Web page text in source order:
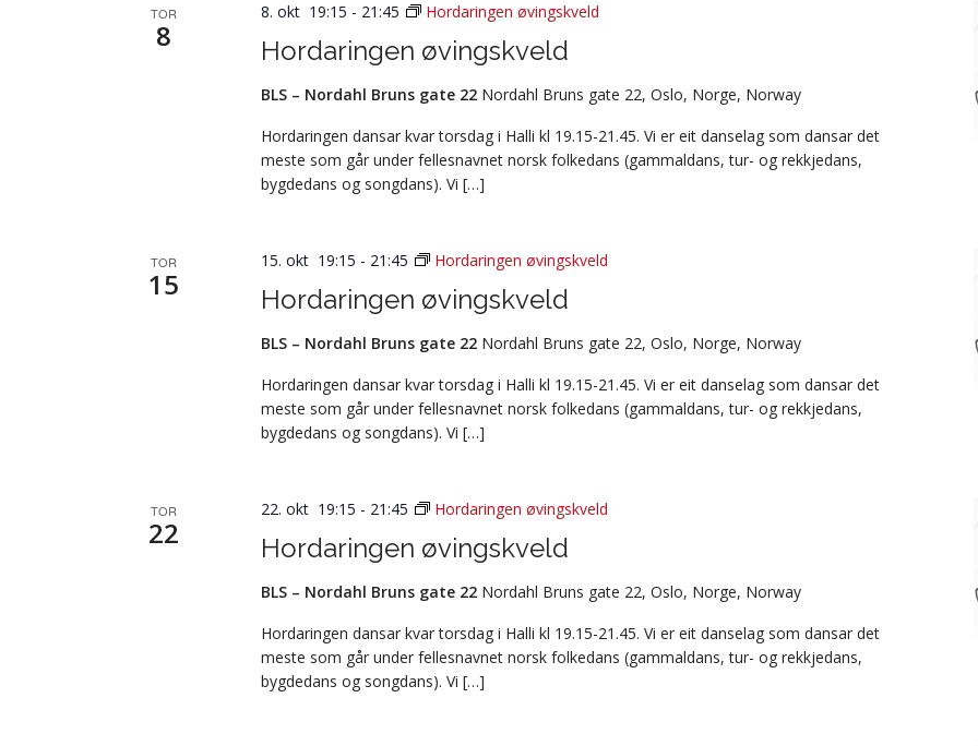
TOR
8 Hordaringen øvingskveld
8. okt 19:15 - 21:45 Hordaringen øvingskveld
BLS – Nordahl Bruns gate 22 Nordahl Bruns gate 22, Oslo, Norge, Norway
Hordaringen dansar kvar torsdag i Halli kl 19.15-21.45. Vi er eit danselag som dansar det
meste som går under fellesnavnet norsk folkedans (gammaldans, tur- og rekkjedans,
bygdedans og songdans). Vi […]
TOR
15 Hordaringen øvingskveld
15. okt 19:15 - 21:45 Hordaringen øvingskveld
BLS – Nordahl Bruns gate 22 Nordahl Bruns gate 22, Oslo, Norge, Norway
Hordaringen dansar kvar torsdag i Halli kl 19.15-21.45. Vi er eit danselag som dansar det
meste som går under fellesnavnet norsk folkedans (gammaldans, tur- og rekkjedans,
bygdedans og songdans). Vi […]
TOR
22 Hordaringen øvingskveld
22. okt 19:15 - 21:45 Hordaringen øvingskveld
BLS – Nordahl Bruns gate 22 Nordahl Bruns gate 22, Oslo, Norge, Norway
Hordaringen dansar kvar torsdag i Halli kl 19.15-21.45. Vi er eit danselag som dansar det
meste som går under fellesnavnet norsk folkedans (gammaldans, tur- og rekkjedans,
bygdedans og songdans). Vi […]